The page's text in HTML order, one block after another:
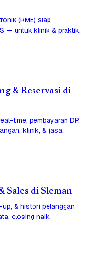
(RME) siap
— untuk klinik & praktik.
& Reservasi di
time, pembayaran DP,
klinik, & jasa.
Sales di Sleman
& histori pelanggan
closing naik.